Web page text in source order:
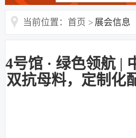
当前位置：首页 > 展会信息
4号馆 · 绿色领航
双抗母料，定制化